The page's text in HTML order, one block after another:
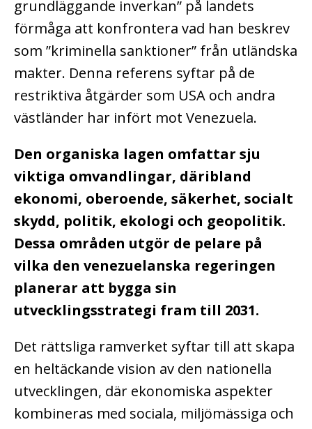
grundläggande inverkan” på landets
förmåga att konfrontera vad han beskrev
som ”kriminella sanktioner” från utländska
makter. Denna referens syftar på de
restriktiva åtgärder som USA och andra
västländer har infört mot Venezuela.
Den organiska lagen omfattar sju
viktiga omvandlingar, däribland
ekonomi, oberoende, säkerhet, socialt
skydd, politik, ekologi och geopolitik.
Dessa områden utgör de pelare på
vilka den venezuelanska regeringen
planerar att bygga sin
utvecklingsstrategi fram till 2031.
Det rättsliga ramverket syftar till att skapa
en heltäckande vision av den nationella
utvecklingen, där ekonomiska aspekter
kombineras med sociala, miljömässiga och